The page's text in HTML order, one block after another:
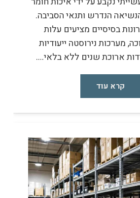
הנדרש ותנאי הסביבה.
בסיסיים מציעים עלות
מערכות נירוסטה ייעודיות
ארוכת שנים ללא בלאי.…
קרא עוד